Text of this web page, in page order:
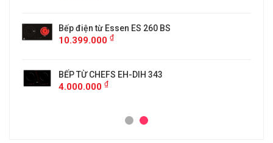
Bếp điện từ Essen ES 260 BS
10.399.000 ₫
BẾP TỪ CHEFS EH-DIH 343
4.000.000 ₫